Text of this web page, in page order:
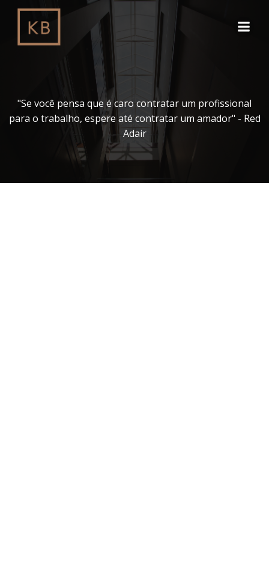
o
conteúdo
"Se você pensa que é caro contratar um profissional
para o trabalho, espere até contratar um amador" - Red
Adair